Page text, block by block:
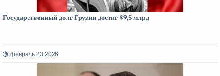
Государственный долг Грузии достиг $9,5 млрд
февраль 23 2026